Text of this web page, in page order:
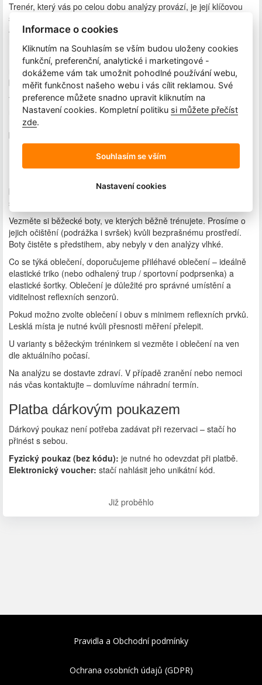
Informace o cookies
Kliknutím na Souhlasím se vším budou uloženy cookies
funkční, preferenční, analytické i marketingové -
dokážeme vám tak umožnit pohodlné používání webu,
měřit funkčnost našeho webu i vás cílit reklamou. Své
preference můžete snadno upravit kliknutím na
Nastavení cookies. Kompletní politiku si můžete přečíst
zde.
Souhlasím se vším
Nastavení cookies
Trenér, který vás po celou dobu analýzy provází, je její klíčovou
součástí. Během 90 minut s vámi probere vaše běžecké začátky,
aktuální problémy i cíle. Naměřená data vyhodnotí přímo na
místě a doporučí, na co se zaměřit.
Do 24 hodin po absolvování analýzy obdržíte odkaz do online
rozhraní, kde si můžete výsledky v klidu projít a kdykoliv se vrátit
k doporučením trenéra.
V případě varianty s běžeckým tréninkem (základní + trénink
nebo rozšířená analýza) navazuje venkovní trénink s trenérem.
Během něj si prakticky vyzkoušíte doporučení z analýzy přímo v
běhu.
Na analýzu se dostavte cca 15 minut předem, abyste se mohli v
klidu převléknout. K dispozici je šatna s uzamykatelnými
skříňkami i sprchy.
Vezměte si běžecké boty, ve kterých běžně trénujete. Prosíme o
jejich očištění (podrážka i svršek) kvůli bezprašnému prostředí.
Boty čistěte s předstihem, aby nebyly v den analýzy vlhké.
Co se týká oblečení, doporučujeme přiléhavé oblečení – ideálně
elastické triko (nebo odhalený trup / sportovní podprsenka) a
elastické šortky. Oblečení je důležité pro správné umístění a
viditelnost reflexních senzorů.
Pokud možno zvolte oblečení i obuv s minimem reflexních prvků.
Lesklá místa je nutné kvůli přesnosti měření přelepit.
U varianty s běžeckým tréninkem si vezměte i oblečení na ven
dle aktuálního počasí.
Na analýzu se dostavte zdraví. V případě zranění nebo nemoci
nás včas kontaktujte – domluvíme náhradní termín.
Platba dárkovým poukazem
Dárkový poukaz není potřeba zadávat při rezervaci – stačí ho
přinést s sebou.
Fyzický poukaz (bez kódu): je nutné ho odevzdat při platbě.
Elektronický voucher: stačí nahlásit jeho unikátní kód.
Již proběhlo
Pravidla a Obchodní podmínky
Ochrana osobních údajů (GDPR)